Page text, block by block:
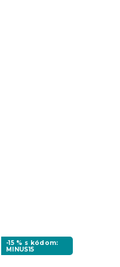
-15 % s kódom:
MINUS15